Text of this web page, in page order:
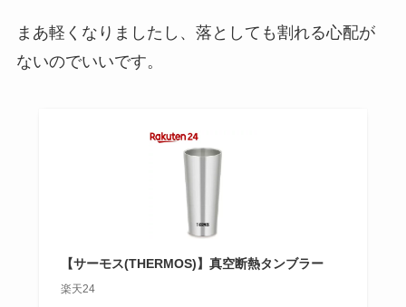
まあ軽くなりましたし、落としても割れる心配が
ないのでいいです。
【サーモス(THERMOS)】真空断熱タンブラー
楽天24